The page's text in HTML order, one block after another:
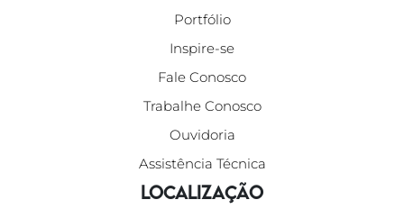
Portfólio
Inspire-se
Fale Conosco
Trabalhe Conosco
Ouvidoria
Assistência Técnica
Localização